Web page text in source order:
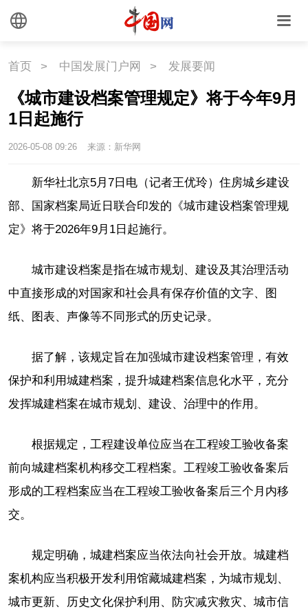
国情
海洋 草原 湾区
联盟
首页 > 中国发展门户网 > 发展要闻
《城市建设档案管理规定》将于今年9月
1日起施行
2026-05-08 09:26 来源：新华网
新华社北京5月7日电（记者王优玲）住房城乡建设
部、国家档案局近日联合印发的《城市建设档案管理规
定》将于2026年9月1日起施行。
城市建设档案是指在城市规划、建设及其治理活动
中直接形成的对国家和社会具有保存价值的文字、图
纸、图表、声像等不同形式的历史记录。
据了解，该规定旨在加强城市建设档案管理，有效
保护和利用城建档案，提升城建档案信息化水平，充分
发挥城建档案在城市规划、建设、治理中的作用。
根据规定，工程建设单位应当在工程竣工验收备案
前向城建档案机构移交工程档案。工程竣工验收备案后
形成的工程档案应当在工程竣工验收备案后三个月内移
交。
规定明确，城建档案应当依法向社会开放。城建档
案机构应当积极开发利用馆藏城建档案，为城市规划、
城市更新、历史文化保护利用、防灾减灾救灾、城市信